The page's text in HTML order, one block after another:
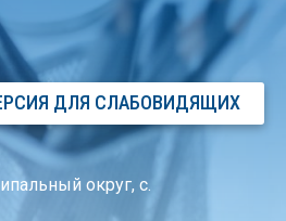
ДЛЯ СЛАБОВИДЯЩИХ
округ, с.